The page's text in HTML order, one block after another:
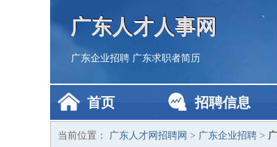
广东人才人事网
广东企业招聘 广东求职者简历
首页 招聘信息
当前位置： 广东人才网招聘网 > 广东企业招聘 >